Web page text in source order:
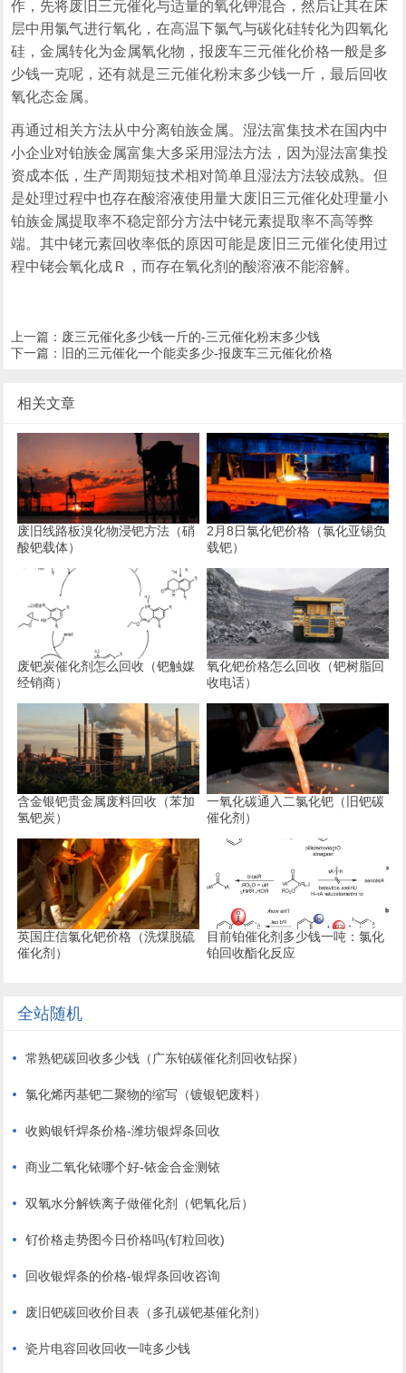
作，先将废旧三元催化与适量的氧化钾混合，然后让其在床
层中用氯气进行氧化，在高温下氯气与碳化硅转化为四氧化
硅，金属转化为金属氧化物，报废车三元催化价格一般是多
少钱一克呢，还有就是三元催化粉末多少钱一斤，最后回收
氧化态金属。
再通过相关方法从中分离铂族金属。湿法富集技术在国内中
小企业对铂族金属富集大多采用湿法方法，因为湿法富集投
资成本低，生产周期短技术相对简单且湿法方法较成熟。但
是处理过程中也存在酸溶液使用量大废旧三元催化处理量小
铂族金属提取率不稳定部分方法中铑元素提取率不高等弊
端。其中铑元素回收率低的原因可能是废旧三元催化使用过
程中铑会氧化成Ｒ，而存在氧化剂的酸溶液不能溶解。
上一篇： 废三元催化多少钱一斤的-三元催化粉末多少钱
下一篇：
旧的三元催化一个能卖多少-报废车三元催化价格
相关文章
废旧线路板溴化物浸钯方法（硝
酸钯载体）
2月8日氯化钯价格（氯化亚锡负
载钯）
废钯炭催化剂怎么回收（钯触媒
经销商）
氧化钯价格怎么回收（钯树脂回
收电话）
含金银钯贵金属废料回收（苯加
氢钯炭）
一氧化碳通入二氯化钯（旧钯碳
催化剂）
英国庄信氯化钯价格（洗煤脱硫
催化剂）
目前铂催化剂多少钱一吨：氯化
铂回收酯化反应
全站随机
常熟钯碳回收多少钱（广东铂碳催化剂回收钻探）
氯化烯丙基钯二聚物的缩写（镀银钯废料）
收购银钎焊条价格-潍坊银焊条回收
商业二氧化铱哪个好-铱金合金测铱
双氧水分解铁离子做催化剂（钯氧化后）
钌价格走势图今日价格吗(钌粒回收)
回收银焊条的价格-银焊条回收咨询
废旧钯碳回收价目表（多孔碳钯基催化剂）
瓷片电容回收回收一吨多少钱